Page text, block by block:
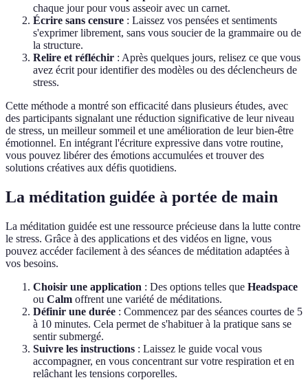
chaque jour pour vous asseoir avec un carnet.
Écrire sans censure : Laissez vos pensées et sentiments
s'exprimer librement, sans vous soucier de la grammaire ou de
la structure.
Relire et réfléchir : Après quelques jours, relisez ce que vous
avez écrit pour identifier des modèles ou des déclencheurs de
stress.
Cette méthode a montré son efficacité dans plusieurs études, avec
des participants signalant une réduction significative de leur niveau
de stress, un meilleur sommeil et une amélioration de leur bien-être
émotionnel. En intégrant l'écriture expressive dans votre routine,
vous pouvez libérer des émotions accumulées et trouver des
solutions créatives aux défis quotidiens.
La méditation guidée à portée de main
La méditation guidée est une ressource précieuse dans la lutte contre
le stress. Grâce à des applications et des vidéos en ligne, vous
pouvez accéder facilement à des séances de méditation adaptées à
vos besoins.
Choisir une application : Des options telles que Headspace
ou Calm offrent une variété de méditations.
Définir une durée : Commencez par des séances courtes de 5
à 10 minutes. Cela permet de s'habituer à la pratique sans se
sentir submergé.
Suivre les instructions : Laissez le guide vocal vous
accompagner, en vous concentrant sur votre respiration et en
relâchant les tensions corporelles.